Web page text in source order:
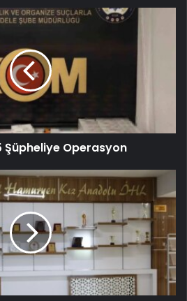
Şüpheliye Operasyon